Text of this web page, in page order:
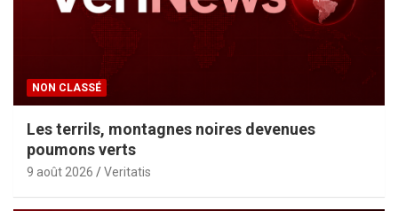
NON CLASSÉ
Les terrils, montagnes noires devenues
poumons verts
9 août 2026 Veritatis